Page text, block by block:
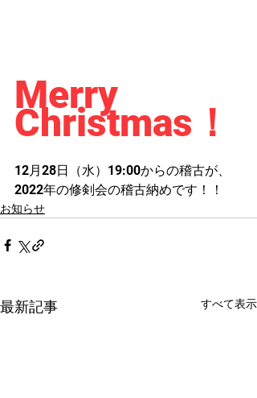
Merry
Christmas！
12月28日（水）19:00からの稽古が、
2022年の修剣会の稽古納めです！！
お知らせ
最新記事 すべて表示